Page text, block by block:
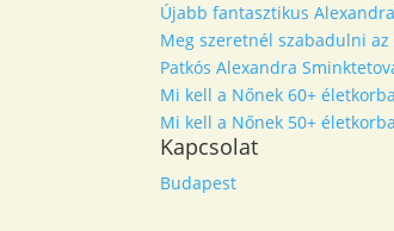
Újabb fantasztikus
Meg szeretnél szabadulni
Patkós Alexandra
Mi kell a Nőnek 60+
Mi kell a Nőnek 50+
Kapcsolat
Budapest